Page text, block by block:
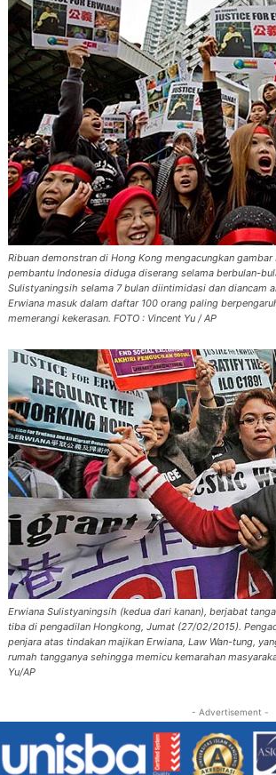
Ribuan demonstran di Hong Kong mengacungkan
pembantu Indonesia diduga diserang selama berbulan-
Sulistyaningsih selama 7 bulan diintimidasi dan diancam
Erwiana masuk dalam daftar 100 orang paling
memerangi kekerasan. FOTO : Vincent Yu / AP
Erwiana Sulistyaningsih (kedua dari kanan), berjabat
tiba di pengadilan Hongkong, Jumat (27/02/2015).
penjara atas tindakan majikan Erwiana, Law Wan-tung,
rumah tangganya sehingga memicu kemarahan
Yu/AP
- Advertisement -